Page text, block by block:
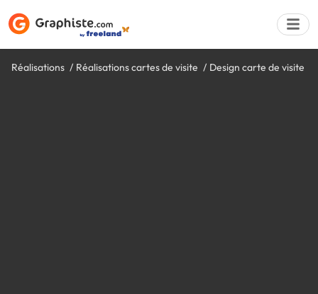
Réalisations Réalisations cartes de visite Design carte de visite